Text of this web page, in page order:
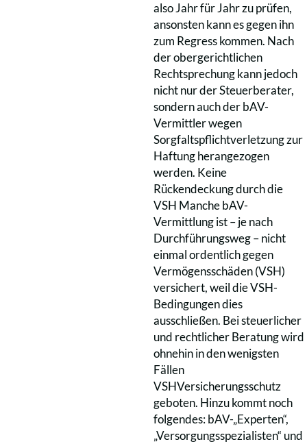
also Jahr für Jahr zu prüfen,
ansonsten kann es gegen ihn
zum Regress kommen. Nach
der obergerichtlichen
Rechtsprechung kann jedoch
nicht nur der Steuerberater,
sondern auch der bAV-
Vermittler wegen
Sorgfaltspflichtverletzung zur
Haftung herangezogen
werden. Keine
Rückendeckung durch die
VSH Manche bAV-
Vermittlung ist – je nach
Durchführungsweg – nicht
einmal ordentlich gegen
Vermögensschäden (VSH)
versichert, weil die VSH-
Bedingungen dies
ausschließen. Bei steuerlicher
und rechtlicher Beratung wird
ohnehin in den wenigsten
Fällen
VSHVersicherungsschutz
geboten. Hinzu kommt noch
folgendes: bAV-„Experten“,
„Versorgungsspezialisten“ und